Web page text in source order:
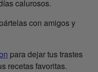
calurosos.
con amigos y
para dejar tus trastes
recetas favoritas.